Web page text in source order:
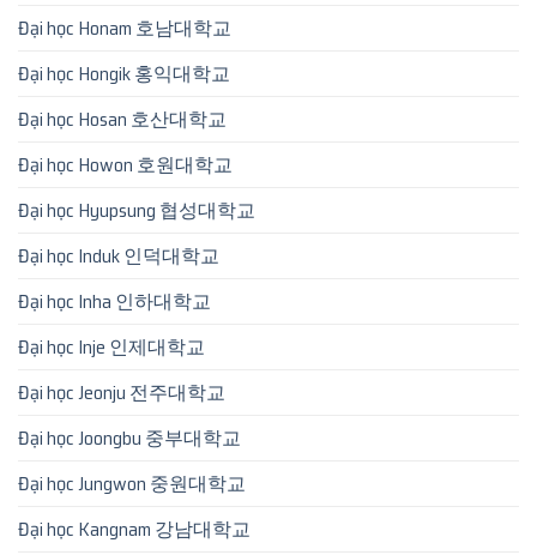
Đại học Honam 호남대학교
Đại học Hongik 홍익대학교
Đại học Hosan 호산대학교
Đại học Howon 호원대학교
Đại học Hyupsung 협성대학교
Đại học Induk 인덕대학교
Đại học Inha 인하대학교
Đại học Inje 인제대학교
Đại học Jeonju 전주대학교
Đại học Joongbu 중부대학교
Đại học Jungwon 중원대학교
Đại học Kangnam 강남대학교